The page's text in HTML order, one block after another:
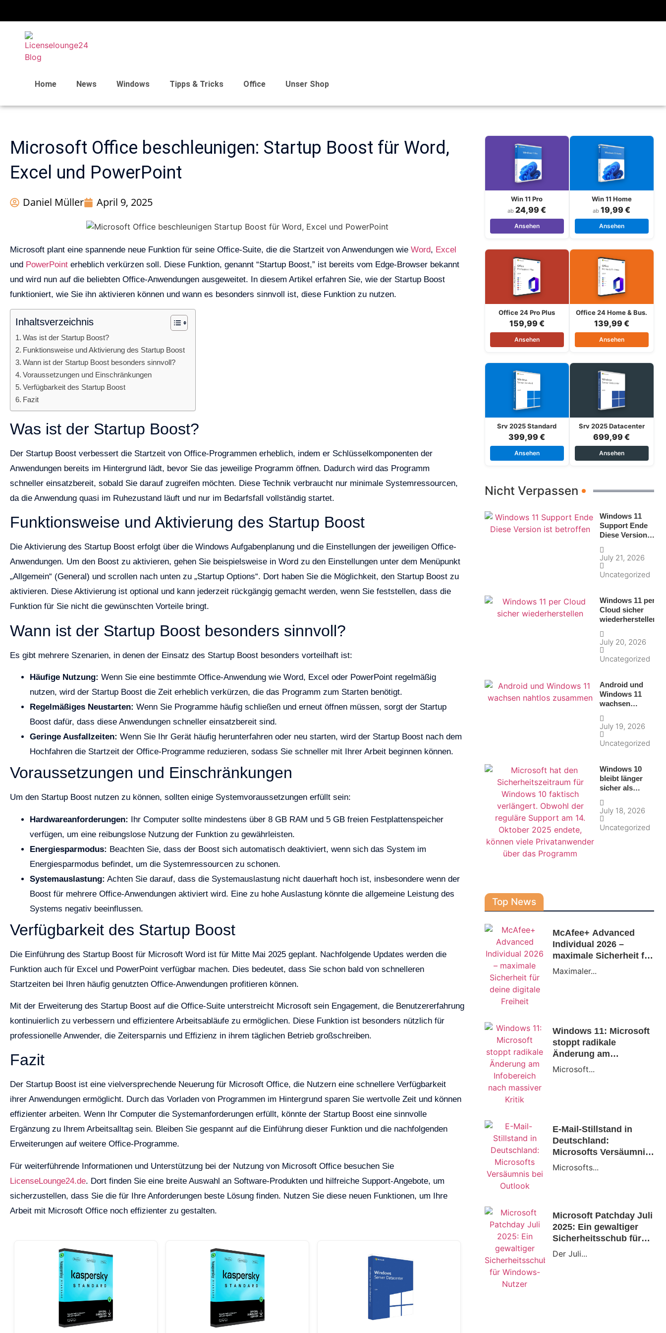
Home News Windows Tipps & Tricks Office Unser Shop
Microsoft Office beschleunigen: Startup Boost für Word,
Excel und PowerPoint
Daniel Müller April 9, 2025
Microsoft plant eine spannende neue Funktion für seine Office-Suite, die die Startzeit von Anwendungen wie Word, Excel
und PowerPoint erheblich verkürzen soll. Diese Funktion, genannt “Startup Boost,” ist bereits vom Edge-Browser bekannt
und wird nun auf die beliebten Office-Anwendungen ausgeweitet. In diesem Artikel erfahren Sie, wie der Startup Boost
funktioniert, wie Sie ihn aktivieren können und wann es besonders sinnvoll ist, diese Funktion zu nutzen.
Inhaltsverzeichnis
Was ist der Startup Boost?
Funktionsweise und Aktivierung des Startup Boost
Wann ist der Startup Boost besonders sinnvoll?
Voraussetzungen und Einschränkungen
Verfügbarkeit des Startup Boost
Fazit
Was ist der Startup Boost?
Der Startup Boost verbessert die Startzeit von Office-Programmen erheblich, indem er Schlüsselkomponenten der
Anwendungen bereits im Hintergrund lädt, bevor Sie das jeweilige Programm öffnen. Dadurch wird das Programm
schneller einsatzbereit, sobald Sie darauf zugreifen möchten. Diese Technik verbraucht nur minimale Systemressourcen,
da die Anwendung quasi im Ruhezustand läuft und nur im Bedarfsfall vollständig startet.
Funktionsweise und Aktivierung des Startup Boost
Die Aktivierung des Startup Boost erfolgt über die Windows Aufgabenplanung und die Einstellungen der jeweiligen Office-
Anwendungen. Um den Boost zu aktivieren, gehen Sie beispielsweise in Word zu den Einstellungen unter dem Menüpunkt
„Allgemein“ (General) und scrollen nach unten zu „Startup Options“. Dort haben Sie die Möglichkeit, den Startup Boost zu
aktivieren. Diese Aktivierung ist optional und kann jederzeit rückgängig gemacht werden, wenn Sie feststellen, dass die
Funktion für Sie nicht die gewünschten Vorteile bringt.
Wann ist der Startup Boost besonders sinnvoll?
Es gibt mehrere Szenarien, in denen der Einsatz des Startup Boost besonders vorteilhaft ist:
Häufige Nutzung: Wenn Sie eine bestimmte Office-Anwendung wie Word, Excel oder PowerPoint regelmäßig
nutzen, wird der Startup Boost die Zeit erheblich verkürzen, die das Programm zum Starten benötigt.
Regelmäßiges Neustarten: Wenn Sie Programme häufig schließen und erneut öffnen müssen, sorgt der Startup
Boost dafür, dass diese Anwendungen schneller einsatzbereit sind.
Geringe Ausfallzeiten: Wenn Sie Ihr Gerät häufig herunterfahren oder neu starten, wird der Startup Boost nach dem
Hochfahren die Startzeit der Office-Programme reduzieren, sodass Sie schneller mit Ihrer Arbeit beginnen können.
Voraussetzungen und Einschränkungen
Um den Startup Boost nutzen zu können, sollten einige Systemvoraussetzungen erfüllt sein:
Hardwareanforderungen: Ihr Computer sollte mindestens über 8 GB RAM und 5 GB freien Festplattenspeicher
verfügen, um eine reibungslose Nutzung der Funktion zu gewährleisten.
Energiesparmodus: Beachten Sie, dass der Boost sich automatisch deaktiviert, wenn sich das System im
Energiesparmodus befindet, um die Systemressourcen zu schonen.
Systemauslastung: Achten Sie darauf, dass die Systemauslastung nicht dauerhaft hoch ist, insbesondere wenn der
Boost für mehrere Office-Anwendungen aktiviert wird. Eine zu hohe Auslastung könnte die allgemeine Leistung des
Systems negativ beeinflussen.
Verfügbarkeit des Startup Boost
Die Einführung des Startup Boost für Microsoft Word ist für Mitte Mai 2025 geplant. Nachfolgende Updates werden die
Funktion auch für Excel und PowerPoint verfügbar machen. Dies bedeutet, dass Sie schon bald von schnelleren
Startzeiten bei Ihren häufig genutzten Office-Anwendungen profitieren können.
Mit der Erweiterung des Startup Boost auf die Office-Suite unterstreicht Microsoft sein Engagement, die Benutzererfahrung
kontinuierlich zu verbessern und effizientere Arbeitsabläufe zu ermöglichen. Diese Funktion ist besonders nützlich für
professionelle Anwender, die Zeitersparnis und Effizienz in ihrem täglichen Betrieb großschreiben.
Fazit
Der Startup Boost ist eine vielversprechende Neuerung für Microsoft Office, die Nutzern eine schnellere Verfügbarkeit
ihrer Anwendungen ermöglicht. Durch das Vorladen von Programmen im Hintergrund sparen Sie wertvolle Zeit und können
effizienter arbeiten. Wenn Ihr Computer die Systemanforderungen erfüllt, könnte der Startup Boost eine sinnvolle
Ergänzung zu Ihrem Arbeitsalltag sein. Bleiben Sie gespannt auf die Einführung dieser Funktion und die nachfolgenden
Erweiterungen auf weitere Office-Programme.
Für weiterführende Informationen und Unterstützung bei der Nutzung von Microsoft Office besuchen Sie
LicenseLounge24.de. Dort finden Sie eine breite Auswahl an Software-Produkten und hilfreiche Support-Angebote, um
sicherzustellen, dass Sie die für Ihre Anforderungen beste Lösung finden. Nutzen Sie diese neuen Funktionen, um Ihre
Arbeit mit Microsoft Office noch effizienter zu gestalten.
Win 11 Pro
ab 24,99 €
Ansehen
Win 11 Home
ab 19,99 €
Ansehen
Office 24 Pro Plus
159,99 €
Ansehen
Office 24 Home & Bus.
139,99 €
Ansehen
Srv 2025 Standard
399,99 €
Ansehen
Srv 2025 Datacenter
699,99 €
Ansehen
Nicht Verpassen
Windows 11
Support Ende
Diese Version
July 21, 2026
Uncategorized
Windows 11 per
Cloud sicher
wiederherstellen
July 20, 2026
Uncategorized
Android und
Windows 11
wachsen
zusammen
July 19, 2026
Uncategorized
Windows 10
bleibt länger
sicher als
July 18, 2026
Uncategorized
Top News
McAfee+ Advanced
Individual 2026 –
maximale Sicherheit für
deine digitale Freiheit
Maximaler...
Windows 11: Microsoft
stoppt radikale
Änderung am
Infobereich nach
Microsoft...
E-Mail-Stillstand in
Deutschland:
Microsofts Versäumnis
bei Outlook
Microsofts...
Microsoft Patchday Juli
2025: Ein gewaltiger
Sicherheitsschub für
Windows-Nutzer
Der Juli...